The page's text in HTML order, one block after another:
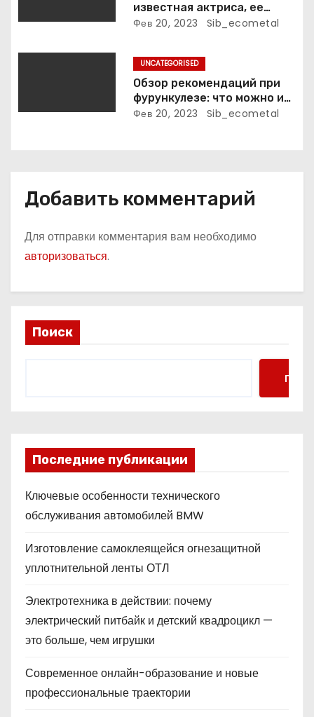
с
я
известная актриса, ее
биография, достижения и
Фев 20, 2023 Sib_ecometal
UNCATEGORISED
Обзор рекомендаций при
фурункулезе: что можно и
что нельзя делать
Фев 20, 2023 Sib_ecometal
Добавить комментарий
Для отправки комментария вам необходимо
авторизоваться.
Поиск
Поиск
Последние публикации
Ключевые особенности технического
обслуживания автомобилей BMW
Изготовление самоклеящейся огнезащитной
уплотнительной ленты ОТЛ
Электротехника в действии: почему
электрический питбайк и детский квадроцикл —
это больше, чем игрушки
Современное онлайн-образование и новые
профессиональные траектории